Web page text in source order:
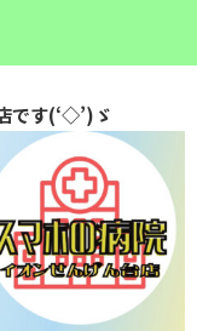
です(‘◇’)ゞ